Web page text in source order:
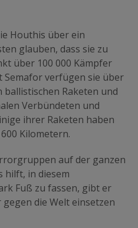
Houthis über ein
glauben, dass sie zu
über 100 000 Kämpfer
Semafor verfügen sie über
ballistischen Raketen und
Verbündeten und
ihrer Raketen haben
Kilometern.
auf der ganzen
hilft, in diesem
Fuß zu fassen, gibt er
die Welt einsetzen